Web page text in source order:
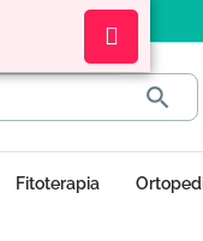

Fitoterapia